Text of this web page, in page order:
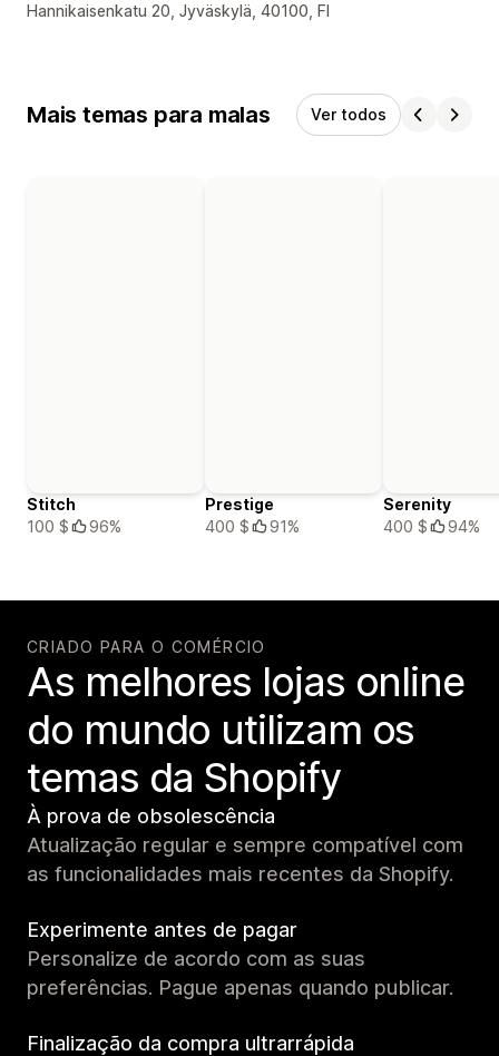
Detalhes de contacto do designer
Hannikaisenkatu 20, Jyväskylä, 40100, FI
Mais temas para malas Ver todos
Stitch
100 $
96%
Prestige
400 $
91%
Serenity
400 $
94%
CRIADO PARA O COMÉRCIO
As melhores lojas online
do mundo utilizam os
temas da Shopify
À prova de obsolescência
Atualização regular e sempre compatível com
as funcionalidades mais recentes da Shopify.
Experimente antes de pagar
Personalize de acordo com as suas
preferências. Pague apenas quando publicar.
Finalização da compra ultrarrápida